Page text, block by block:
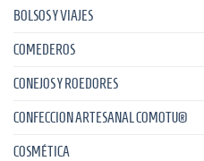
BOLSOS Y VIAJES
COMEDEROS
CONEJOS Y ROEDORES
CONFECCION ARTESANAL COMOTU®
COSMÉTICA